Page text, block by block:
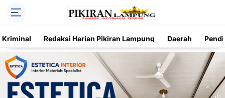
Kriminal Redaksi Harian Pikiran Lampung Daerah
Trending Kriminal Nasional